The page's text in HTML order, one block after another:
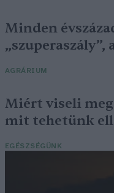
Minden
„szuperaszály”,
AGRÁRIUM
Miért viseli meg
mit tehetünk
EGÉSZSÉGÜNK